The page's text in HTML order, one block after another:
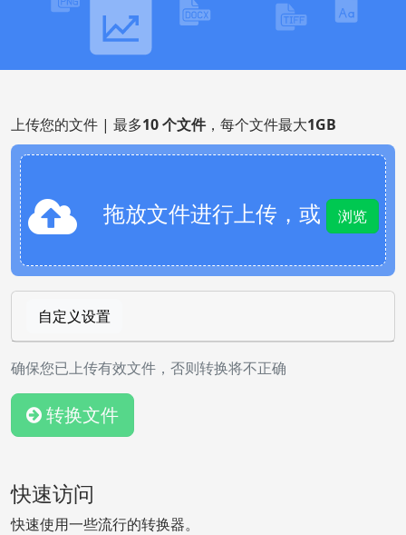
上传您的文件 | 最多10 个文件，每个文件最大1GB
拖放文件进行上传，或 浏览
自定义设置
确保您已上传有效文件，否则转换将不正确
转换文件
快速访问
快速使用一些流行的转换器。